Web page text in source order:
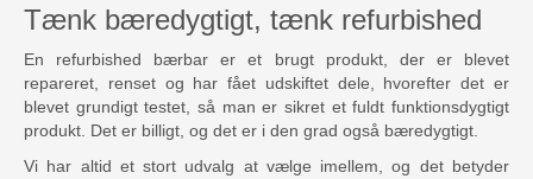
Tænk bæredygtigt, tænk refurbished
En refurbished bærbar er et brugt produkt, der er blevet
repareret, renset og har fået udskiftet dele, hvorefter det er
blevet grundigt testet, så man er sikret et fuldt funktionsdygtigt
produkt. Det er billigt, og det er i den grad også bæredygtigt.
Vi har altid et stort udvalg at vælge imellem, og det betyder